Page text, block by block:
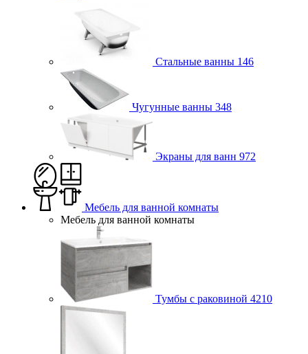
Стальные ванны 146
Чугунные ванны 348
Экраны для ванн 972
Мебель для ванной комнаты
Мебель для ванной комнаты
Тумбы с раковиной 4210